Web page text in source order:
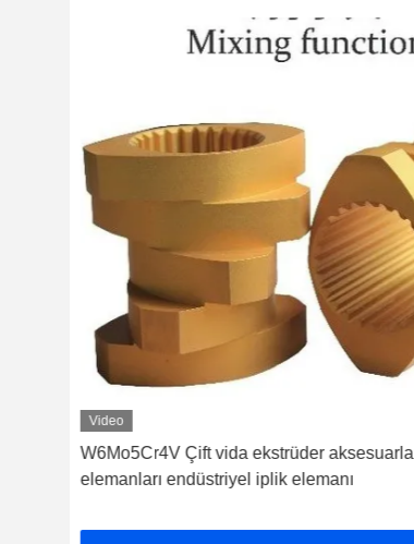
Video
W6Mo5Cr4V Çift vida ekstrüder
elemanları endüstriyel iplik elemanı